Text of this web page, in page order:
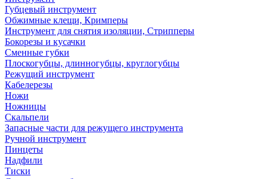
Губцевый инструмент
Обжимные клещи, Кримперы
Инструмент для снятия изоляции, Стрипперы
Бокорезы и кусачки
Сменные губки
Плоскогубцы, длинногубцы, круглогубцы
Режущий инструмент
Кабелерезы
Ножи
Ножницы
Скальпели
Запасные части для режущего инструмента
Ручной инструмент
Пинцеты
Надфили
Тиски